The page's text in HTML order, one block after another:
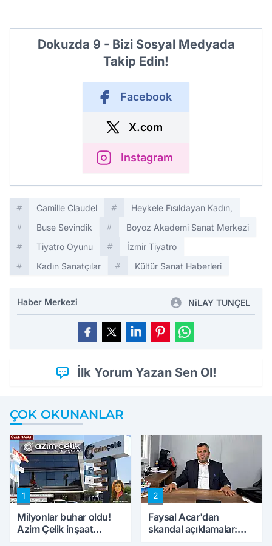
Dokuzda 9 - Bizi Sosyal Medyada
Takip Edin!
Facebook
X.com
Instagram
Camille Claudel
Heykele Fısıldayan Kadın,
Buse Sevindik
Boyoz Akademi Sanat Merkezi
Tiyatro Oyunu
İzmir Tiyatro
Kadın Sanatçılar
Kültür Sanat Haberleri
Haber Merkezi NiLAY TUNÇEL
İlk Yorum Yazan Sen Ol!
ÇOK OKUNANLAR
1
Milyonlar buhar oldu!
Azim Çelik inşaat
2
Faysal Acar'dan
skandal açıklamalar: